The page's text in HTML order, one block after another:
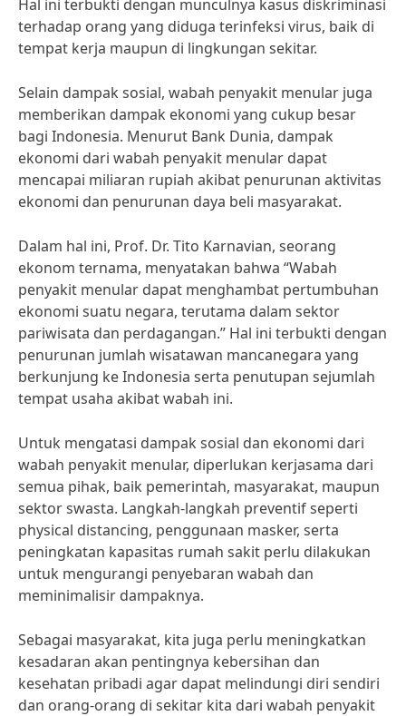
Hal ini terbukti dengan munculnya kasus diskriminasi
terhadap orang yang diduga terinfeksi virus, baik di
tempat kerja maupun di lingkungan sekitar.
Selain dampak sosial, wabah penyakit menular juga
memberikan dampak ekonomi yang cukup besar
bagi Indonesia. Menurut Bank Dunia, dampak
ekonomi dari wabah penyakit menular dapat
mencapai miliaran rupiah akibat penurunan aktivitas
ekonomi dan penurunan daya beli masyarakat.
Dalam hal ini, Prof. Dr. Tito Karnavian, seorang
ekonom ternama, menyatakan bahwa “Wabah
penyakit menular dapat menghambat pertumbuhan
ekonomi suatu negara, terutama dalam sektor
pariwisata dan perdagangan.” Hal ini terbukti dengan
penurunan jumlah wisatawan mancanegara yang
berkunjung ke Indonesia serta penutupan sejumlah
tempat usaha akibat wabah ini.
Untuk mengatasi dampak sosial dan ekonomi dari
wabah penyakit menular, diperlukan kerjasama dari
semua pihak, baik pemerintah, masyarakat, maupun
sektor swasta. Langkah-langkah preventif seperti
physical distancing, penggunaan masker, serta
peningkatan kapasitas rumah sakit perlu dilakukan
untuk mengurangi penyebaran wabah dan
meminimalisir dampaknya.
Sebagai masyarakat, kita juga perlu meningkatkan
kesadaran akan pentingnya kebersihan dan
kesehatan pribadi agar dapat melindungi diri sendiri
dan orang-orang di sekitar kita dari wabah penyakit